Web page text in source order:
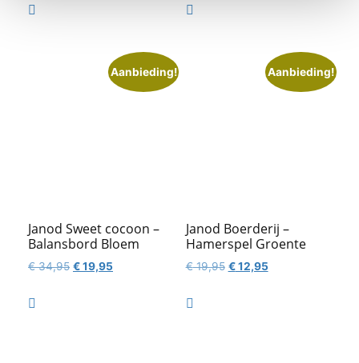
 
Aanbieding!
Janod Sweet cocoon –
Balansbord Bloem
€34,95 Oorspronkelijke
€19,95Huidige

Aanbieding!
Janod Boerderij –
Hamerspel Groente
€19,95 Oorspronkelijke
€12,95Huidige
